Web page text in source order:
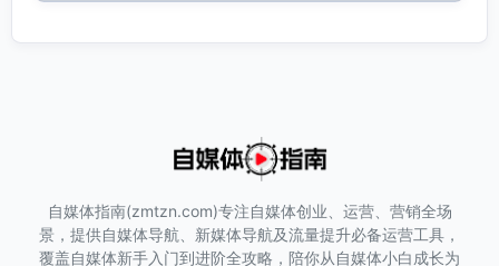
自媒体指南(zmtzn.com)专注自媒体创业、运营、营销全场
景，提供自媒体导航、新媒体导航及流量提升必备运营工具，
覆盖自媒体新手入门到进阶全攻略，陪你从自媒体小白成长为